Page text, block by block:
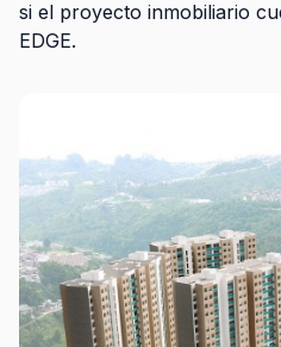
si el proyecto inmobiliario
EDGE.